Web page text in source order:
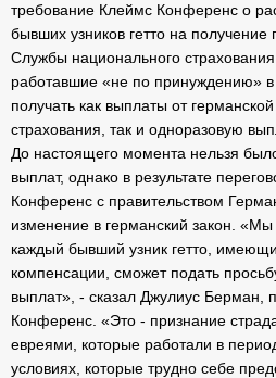
требование Клеймс Конференс о
бывших узников гетто на получение
Службы национального
работавшие «не по принуждению» в
получать как выплаты от
страхования, так и одноразовую
До настоящего момента нельзя
выплат, однако в результате
Конференс с правительством
изменение в германский закон. «Мы
каждый бывший узник гетто,
компенсации, сможет подать
выплат», - сказал Джулиус Берман,
Конференс. «Это - признание
евреями, которые работали в
условиях, которые трудно себе